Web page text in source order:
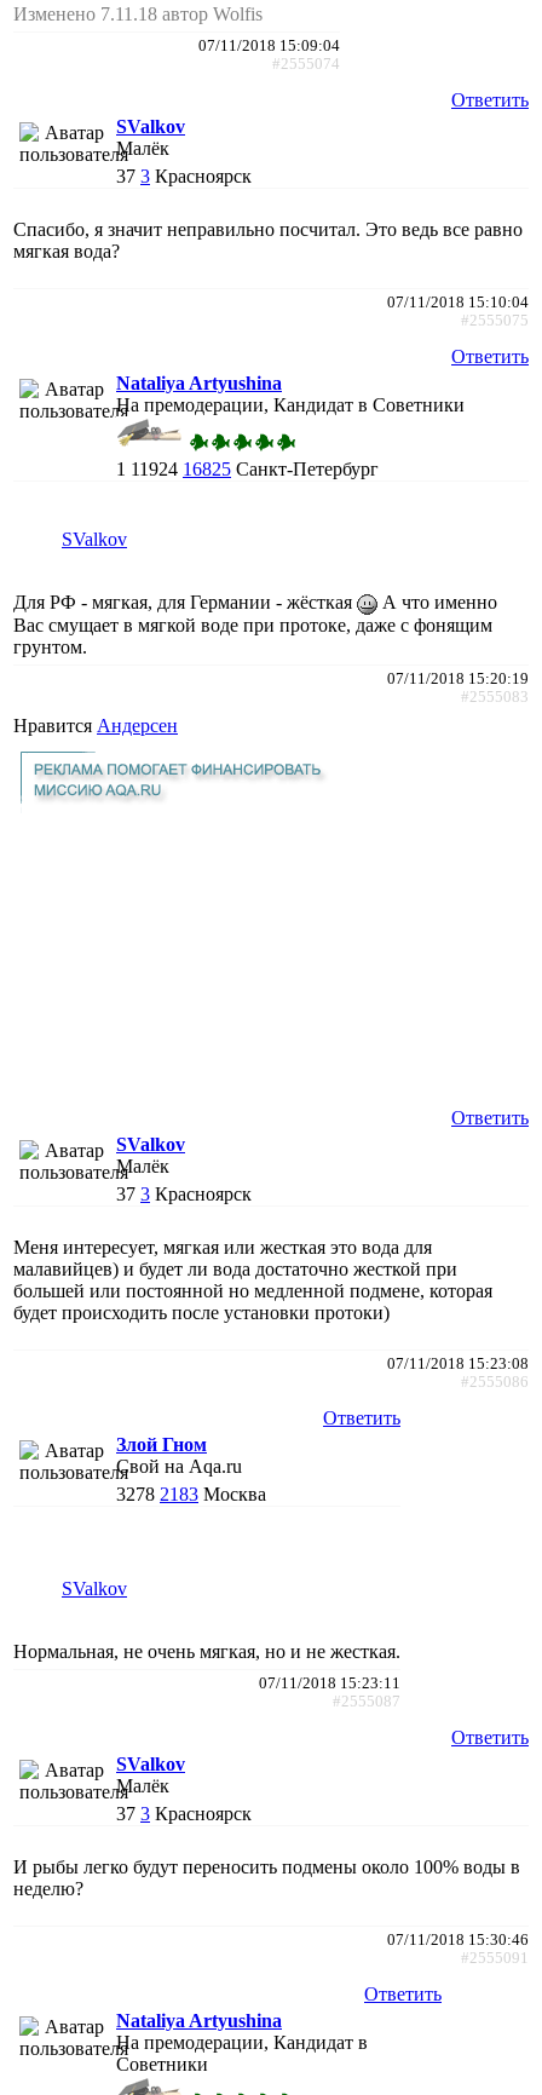
Изменено 7.11.18 автор Wolfis
07/11/2018 15:09:04
#2555074
Ответить
SValkov
Малёк
37 3 Красноярск
Спасибо, я значит неправильно посчитал. Это ведь все равно
мягкая вода?
07/11/2018 15:10:04
#2555075
Ответить
Nataliya Artyushina
На премодерации, Кандидат в Советники
1 11924 16825 Санкт-Петербург
SValkov
Для РФ - мягкая, для Германии - жёсткая
А что именно
Вас смущает в мягкой воде при протоке, даже с фонящим
грунтом.
07/11/2018 15:20:19
#2555083
Нравится Андерсен
Ответить
SValkov
Малёк
37 3 Красноярск
Меня интересует, мягкая или жесткая это вода для
малавийцев) и будет ли вода достаточно жесткой при
большей или постоянной но медленной подмене, которая
будет происходить после установки протоки)
07/11/2018 15:23:08
#2555086
Ответить
Злой Гном
Свой на Aqa.ru
3278 2183 Москва
SValkov
Нормальная, не очень мягкая, но и не жесткая.
07/11/2018 15:23:11
#2555087
Ответить
SValkov
Малёк
37 3 Красноярск
И рыбы легко будут переносить подмены около 100% воды в
неделю?
07/11/2018 15:30:46
#2555091
Ответить
Nataliya Artyushina
На премодерации, Кандидат в
Советники